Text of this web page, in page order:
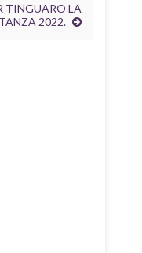
TINGUARO LA
2022.